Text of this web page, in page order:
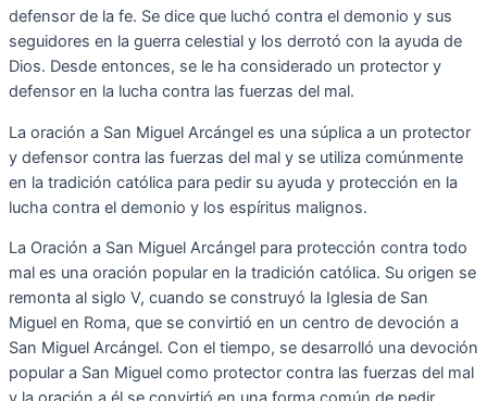
defensor de la fe. Se dice que luchó contra el demonio y sus
seguidores en la guerra celestial y los derrotó con la ayuda de
Dios. Desde entonces, se le ha considerado un protector y
defensor en la lucha contra las fuerzas del mal.
La oración a San Miguel Arcángel es una súplica a un protector
y defensor contra las fuerzas del mal y se utiliza comúnmente
en la tradición católica para pedir su ayuda y protección en la
lucha contra el demonio y los espíritus malignos.
La Oración a San Miguel Arcángel para protección contra todo
mal es una oración popular en la tradición católica. Su origen se
remonta al siglo V, cuando se construyó la Iglesia de San
Miguel en Roma, que se convirtió en un centro de devoción a
San Miguel Arcángel. Con el tiempo, se desarrolló una devoción
popular a San Miguel como protector contra las fuerzas del mal